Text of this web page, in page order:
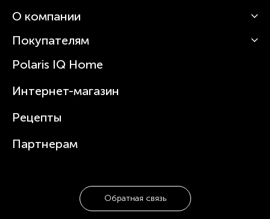
Кофемашины
Вертикальные пылесосы
Зубные щетки и ирригаторы
Увлажнители
Посуда
О компании
О Polaris
Статьи
Покупателям
Сервисные центры
Где купить
Polaris IQ Home
Интернет-магазин
Рецепты
Партнерам
Обратная связь